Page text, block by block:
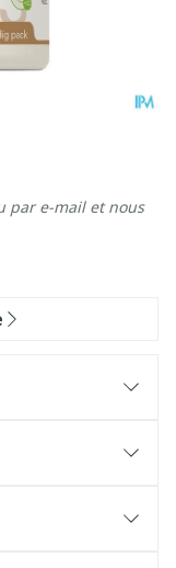
par e-mail et nous